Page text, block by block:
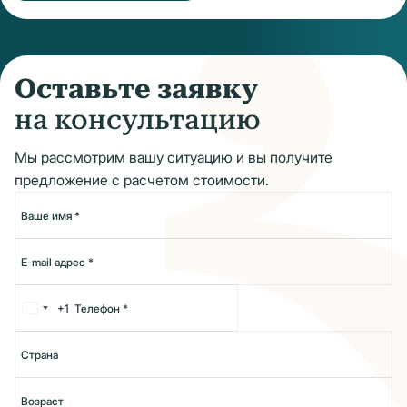
Оставьте заявку
на консультацию
Мы рассмотрим вашу ситуацию и вы получите
предложение с расчетом стоимости.
+1